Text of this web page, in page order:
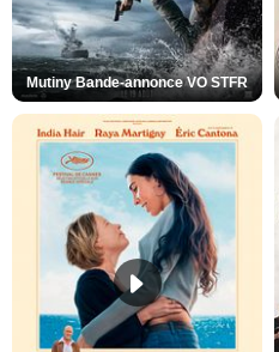
Mutiny Bande-annonce VO STFR